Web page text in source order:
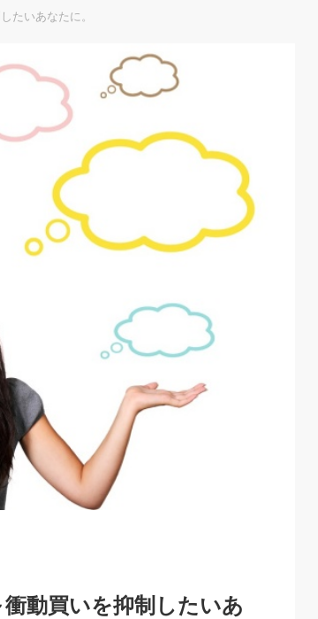
たいあなたに。
動買いを抑制したいあ